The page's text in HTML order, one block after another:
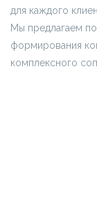
для каждого
Мы предлагаем
формирования
комплексного